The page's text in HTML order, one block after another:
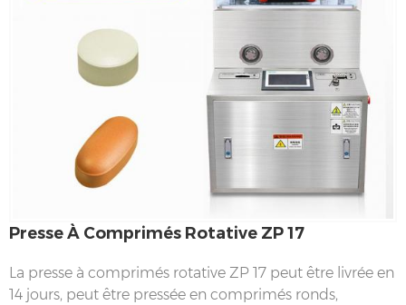
Presse À Comprimés Rotative ZP 17
La presse à comprimés rotative ZP 17 peut être livrée en
14 jours, peut être pressée en comprimés ronds,